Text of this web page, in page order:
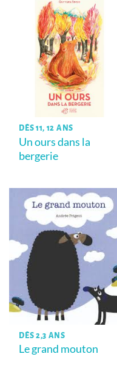
DÈS 11, 12 ANS
Un ours dans la
bergerie
DÈS 2,3 ANS
Le grand mouton